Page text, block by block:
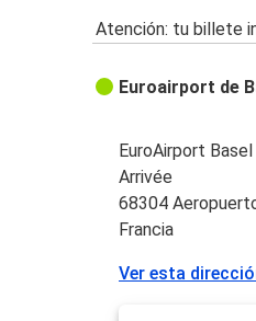
Atención: tu billete
Euroairport de
EuroAirport
Arrivée
68304
Francia
Ver esta